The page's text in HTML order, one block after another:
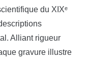
du XIXᵉ
Alliant rigueur
gravure illustre